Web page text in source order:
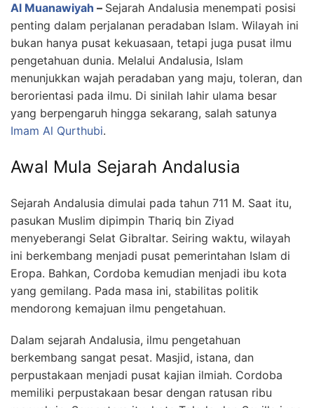
Al Muanawiyah – Sejarah Andalusia menempati posisi
penting dalam perjalanan peradaban Islam. Wilayah ini
bukan hanya pusat kekuasaan, tetapi juga pusat ilmu
pengetahuan dunia. Melalui Andalusia, Islam
menunjukkan wajah peradaban yang maju, toleran, dan
berorientasi pada ilmu. Di sinilah lahir ulama besar
yang berpengaruh hingga sekarang, salah satunya
Imam Al Qurthubi.
Awal Mula Sejarah Andalusia
Sejarah Andalusia dimulai pada tahun 711 M. Saat itu,
pasukan Muslim dipimpin Thariq bin Ziyad
menyeberangi Selat Gibraltar. Seiring waktu, wilayah
ini berkembang menjadi pusat pemerintahan Islam di
Eropa. Bahkan, Cordoba kemudian menjadi ibu kota
yang gemilang. Pada masa ini, stabilitas politik
mendorong kemajuan ilmu pengetahuan.
Dalam sejarah Andalusia, ilmu pengetahuan
berkembang sangat pesat. Masjid, istana, dan
perpustakaan menjadi pusat kajian ilmiah. Cordoba
memiliki perpustakaan besar dengan ratusan ribu